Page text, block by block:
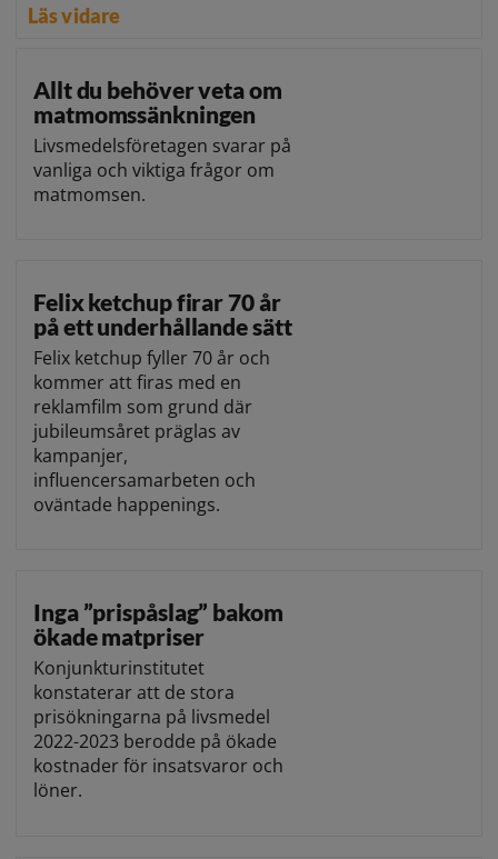
Läs vidare
Allt du behöver veta om
matmomssänkningen
Livsmedelsföretagen svarar på
vanliga och viktiga frågor om
matmomsen.
Felix ketchup firar 70 år
på ett underhållande sätt
Felix ketchup fyller 70 år och
kommer att firas med en
reklamfilm som grund där
jubileumsåret präglas av
kampanjer,
influencersamarbeten och
oväntade happenings.
Inga ”prispåslag” bakom
ökade matpriser
Konjunkturinstitutet
konstaterar att de stora
prisökningarna på livsmedel
2022-2023 berodde på ökade
kostnader för insatsvaror och
löner.